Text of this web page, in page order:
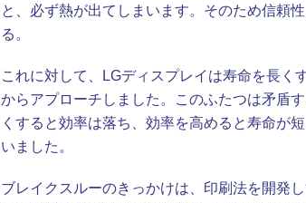
と、必ず熱が出てしまいます。そのため信頼
る。
これに対して、LGディスプレイは寿命を長く
からアプローチしました。このふたつは矛盾
くすると効率は落ち、効率を高めると寿命が
いました。
ブレイクスルーのきっかけは、印刷法を開発